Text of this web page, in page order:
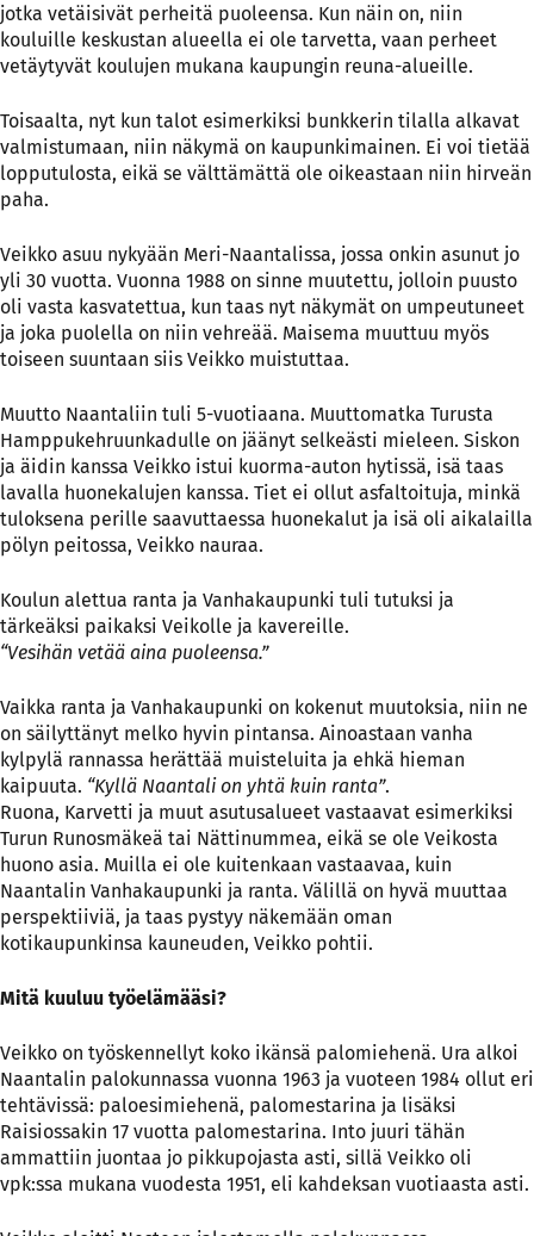
jotka vetäisivät perheitä puoleensa. Kun näin on, niin
kouluille keskustan alueella ei ole tarvetta, vaan perheet
vetäytyvät koulujen mukana kaupungin reuna-alueille.
Toisaalta, nyt kun talot esimerkiksi bunkkerin tilalla alkavat
valmistumaan, niin näkymä on kaupunkimainen. Ei voi tietää
lopputulosta, eikä se välttämättä ole oikeastaan niin hirveän
paha.
Veikko asuu nykyään Meri-Naantalissa, jossa onkin asunut jo
yli 30 vuotta. Vuonna 1988 on sinne muutettu, jolloin puusto
oli vasta kasvatettua, kun taas nyt näkymät on umpeutuneet
ja joka puolella on niin vehreää. Maisema muuttuu myös
toiseen suuntaan siis Veikko muistuttaa.
Muutto Naantaliin tuli 5-vuotiaana. Muuttomatka Turusta
Hamppukehruunkadulle on jäänyt selkeästi mieleen. Siskon
ja äidin kanssa Veikko istui kuorma-auton hytissä, isä taas
lavalla huonekalujen kanssa. Tiet ei ollut asfaltoituja, minkä
tuloksena perille saavuttaessa huonekalut ja isä oli aikalailla
pölyn peitossa, Veikko nauraa.
Koulun alettua ranta ja Vanhakaupunki tuli tutuksi ja
tärkeäksi paikaksi Veikolle ja kavereille.
“Vesihän vetää aina puoleensa.”
Vaikka ranta ja Vanhakaupunki on kokenut muutoksia, niin ne
on säilyttänyt melko hyvin pintansa. Ainoastaan vanha
kylpylä rannassa herättää muisteluita ja ehkä hieman
kaipuuta. “Kyllä Naantali on yhtä kuin ranta”.
Ruona, Karvetti ja muut asutusalueet vastaavat esimerkiksi
Turun Runosmäkeä tai Nättinummea, eikä se ole Veikosta
huono asia. Muilla ei ole kuitenkaan vastaavaa, kuin
Naantalin Vanhakaupunki ja ranta. Välillä on hyvä muuttaa
perspektiiviä, ja taas pystyy näkemään oman
kotikaupunkinsa kauneuden, Veikko pohtii.
Mitä kuuluu työelämääsi?
Veikko on työskennellyt koko ikänsä palomiehenä. Ura alkoi
Naantalin palokunnassa vuonna 1963 ja vuoteen 1984 ollut eri
tehtävissä: paloesimiehenä, palomestarina ja lisäksi
Raisiossakin 17 vuotta palomestarina. Into juuri tähän
ammattiin juontaa jo pikkupojasta asti, sillä Veikko oli
vpk:ssa mukana vuodesta 1951, eli kahdeksan vuotiaasta asti.